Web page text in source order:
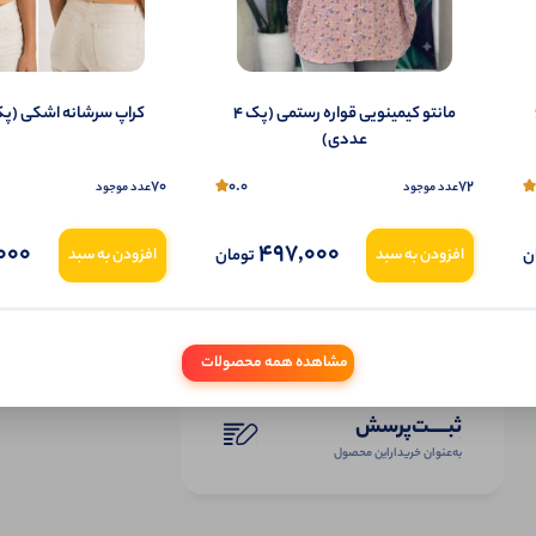
ثبـــــت‌پرسش
به‌عنوان ‌خریدار‌این‌ محصول
(پک 6
مانتو کیمینویی قواره رستمی (پک 4
عددی)
72عدد موجود 0.0
افزودن به سبد 497,000تومان
کراپ سرشانه اشکی (پک 7
70عدد موجود
افزودن به سبد
مشاهده همه محصولات